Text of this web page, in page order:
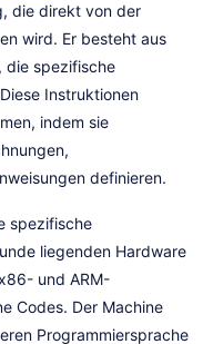
die direkt von der
wird. Er besteht aus
die spezifische
Instruktionen
indem sie
definieren.
spezifische
liegenden Hardware
und ARM-
Codes. Der Machine
Programmiersprache